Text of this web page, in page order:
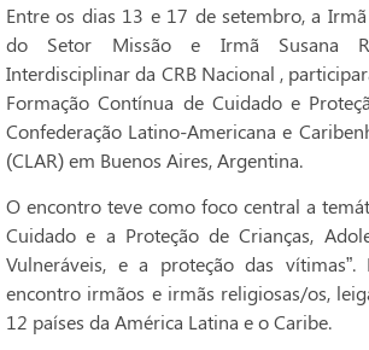
Entre os dias 13 e 17 de setembro, a Irmã
do Setor Missão e Irmã Susana
Interdisciplinar da CRB Nacional ,
Formação Contínua de Cuidado e
Confederação Latino-Americana e
(CLAR) em Buenos Aires, Argentina.
O encontro teve como foco central a
Cuidado e a Proteção de Crianças,
Vulneráveis, e a proteção das vítimas”.
encontro irmãos e irmãs religiosas/os,
12 países da América Latina e o Caribe.